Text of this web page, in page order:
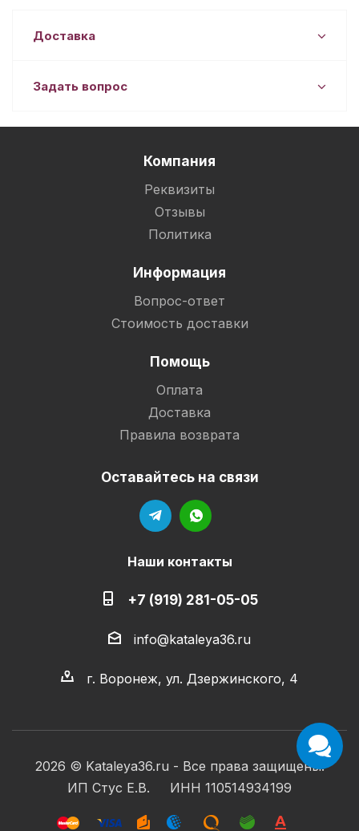
Доставка
Задать вопрос
Компания
Реквизиты
Отзывы
Политика
Информация
Вопрос-ответ
Стоимость доставки
Помощь
Оплата
Доставка
Правила возврата
Оставайтесь на связи
Наши контакты
+7 (919) 281-05-05
info@kataleya36.ru
г. Воронеж, ул. Дзержинского, 4
2026 © Kataleya36.ru - Все права защищены.
ИП Стус Е.В. ИНН 110514934199